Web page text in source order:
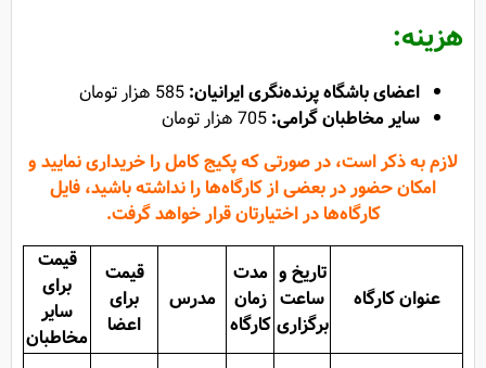
هزینه:
اعضای باشگاه پرنده‌نگری ایرانیان:
سایر مخاطبان گرامی:
لازم به ذکر است، در صورتی که پکیج کامل را خریداری نمایید و
امکان حضور در بعضی از کارگاه‌ها را نداشته باشید، فایل
کارگاه‌ها در اختیارتان قرار خواهد گرفت.
عنوان کارگاه
تاریخ و
ساعت
برگزاری
مدت
زمان
کارگاه
مدرس
قیمت
برای
اعضا
قیمت
برای
سایر
مخاطبان